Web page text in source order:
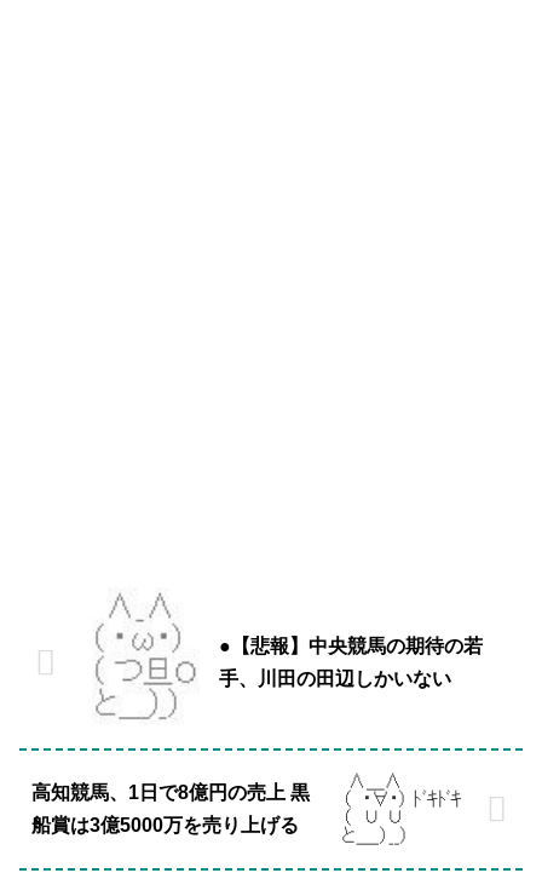
●【悲報】中央競馬の期待の若
手、川田の田辺しかいない
高知競馬、1日で8億円の売上 黒
船賞は3億5000万を売り上げる